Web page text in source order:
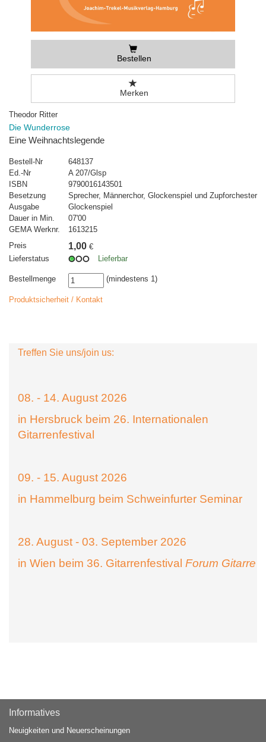
Bestellen
Merken
Theodor Ritter
Die Wunderrose
Eine Weihnachtslegende
Bestell-Nr
648137
Ed.-Nr
A 207/Glsp
ISBN
9790016143501
Besetzung
Sprecher, Männerchor, Glockenspiel und Zupforchester
Ausgabe
Glockenspiel
Dauer in Min.
07'00
GEMA Werknr.
1613215
Preis
1,00 €
Lieferstatus
Lieferbar
Bestellmenge (mindestens 1)
Produktsicherheit / Kontakt
Treffen Sie uns/join us:
08. - 14. August 2026
in Hersbruck beim 26. Internationalen
Gitarrenfestival
09. - 15. August 2026
in Hammelburg beim Schweinfurter Seminar
28. August - 03. September 2026
in Wien beim 36. Gitarrenfestival Forum Gitarre
Informatives
Neuigkeiten und Neuerscheinungen